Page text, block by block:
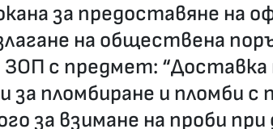
за предоставяне на
на обществена
с предмет: “Доставка
за пломбиране и пломби с
за взимане на проби